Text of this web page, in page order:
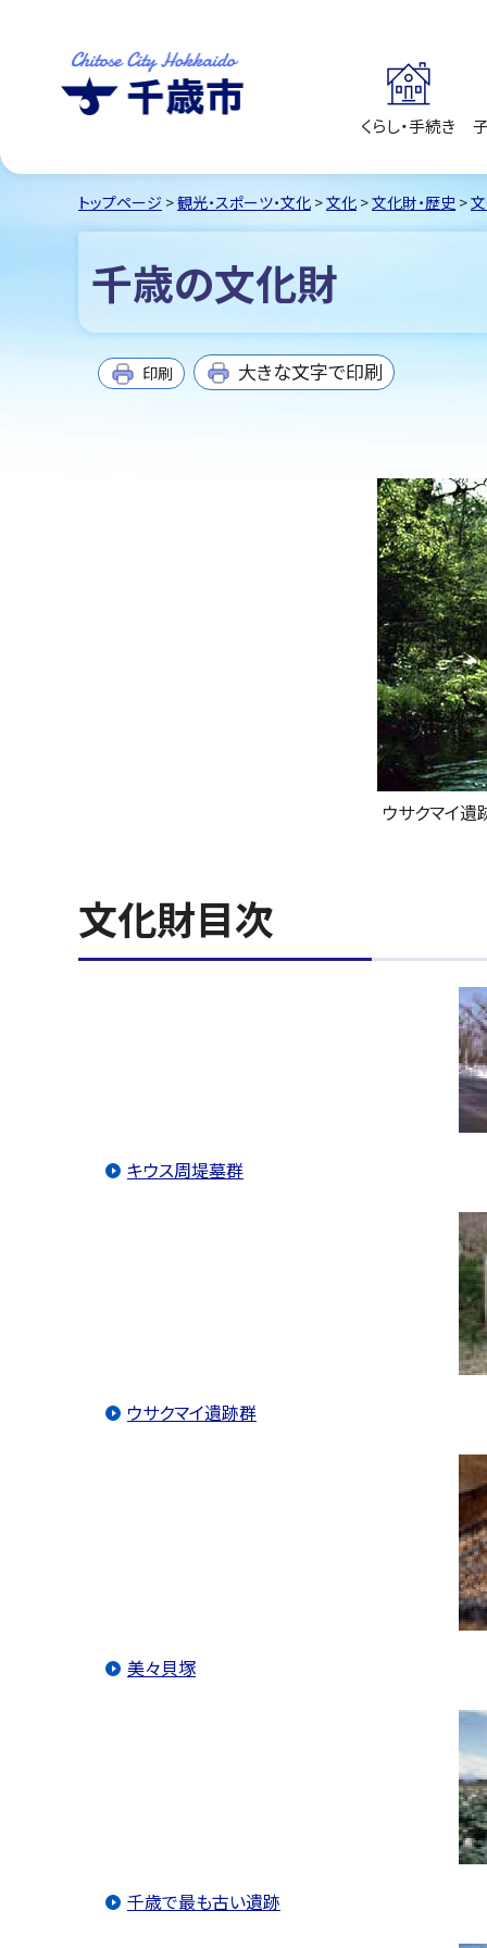
くらし・手続き
トップページ >観光・スポーツ・文化 >文化 >文化財・歴史 >
千歳の文化財
印刷 大きな文字で印刷
ウサクマイ
文化財目次
キウス周堤墓群
ウサクマイ遺跡群
美々貝塚
千歳で最も古い遺跡